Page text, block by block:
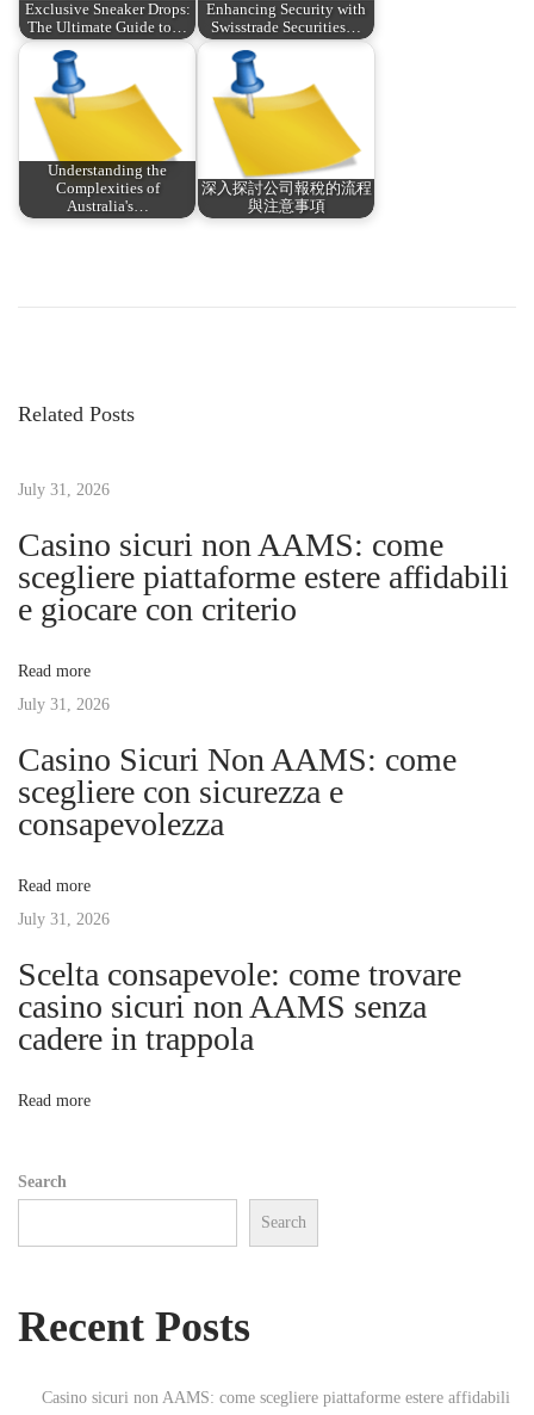
Exclusive Sneaker Drops:
The Ultimate Guide to…
Enhancing Security with
Swisstrade Securities…
Understanding the
Complexities of
Australia's…
深入探討公司報稅的流程
與注意事項
s
n
a
v
i
g
a
t
i
o
n
o
s
o
s
t
有
公
的
稅
務
e
x
t
o
s
:
秘
房
地
市
場
成
房
訣
Related Posts
July 31, 2026
Casino sicuri non AAMS: come
scegliere piattaforme estere affidabili
e giocare con criterio
Read more
July 31, 2026
Casino Sicuri Non AAMS: come
scegliere con sicurezza e
consapevolezza
Read more
July 31, 2026
Scelta consapevole: come trovare
casino sicuri non AAMS senza
cadere in trappola
Read more
Search
Search
Recent Posts
Casino sicuri non AAMS: come scegliere piattaforme estere affidabili